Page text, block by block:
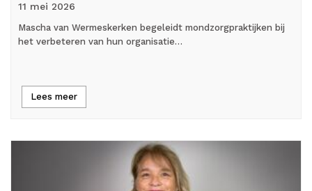
11 mei 2026
Mascha van Wermeskerken begeleidt mondzorgpraktijken bij
het verbeteren van hun organisatie…
Lees meer